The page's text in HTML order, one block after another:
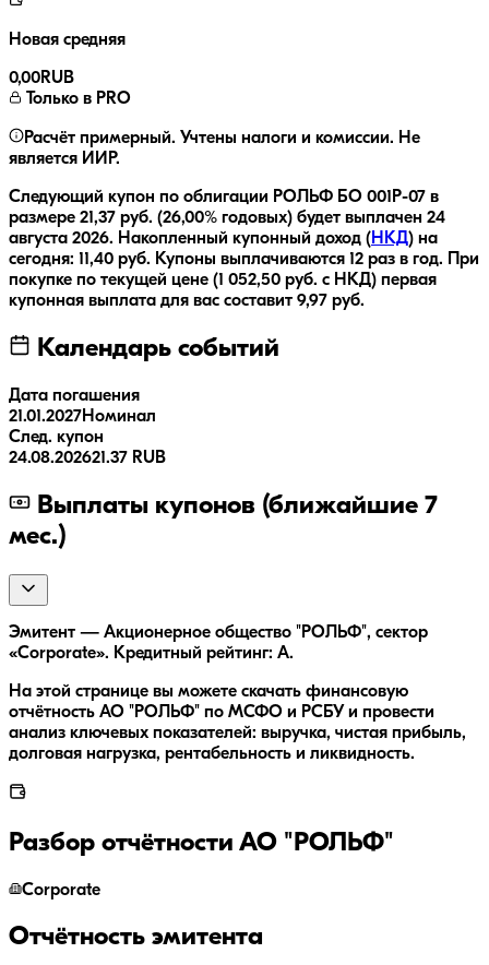
Новая средняя
0,00RUB
Только в PRO
Расчёт примерный. Учтены налоги и комиссии. Не
является ИИР.
Следующий купон по облигации РОЛЬФ БО 001Р-07 в
размере 21,37 руб. (26,00% годовых) будет выплачен 24
августа 2026. Накопленный купонный доход ( НКД) на
сегодня: 11,40 руб. Купоны выплачиваются 12 раз в год.
При
покупке по текущей цене (1 052,50 руб. с НКД) первая
купонная выплата для вас составит 9,97 руб.
Календарь событий
Дата погашения
21.01.2027Номинал
След. купон
24.08.202621.37 RUB
Выплаты купонов (ближайшие 7
мес.)
Эмитент — Акционерное общество "РОЛЬФ", сектор
«Corporate». Кредитный рейтинг: A.
На этой странице вы можете скачать финансовую
отчётность АО "РОЛЬФ" по МСФО и РСБУ и провести
анализ ключевых показателей: выручка, чистая прибыль,
долговая нагрузка, рентабельность и ликвидность.
Разбор отчётности АО "РОЛЬФ"
Corporate
Отчётность эмитента